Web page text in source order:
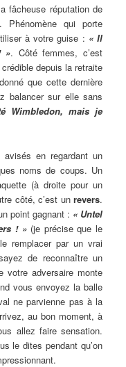
fâcheuse réputation de
Phénomène qui porte
à votre guise : « Il
». Côté femmes, c’est
depuis la retraite
que cette dernière
balancer sur elle sans
Wimbledon, mais je
en regardant un
noms de coups. Un
(à droite pour un
côté, c’est un revers.
point gagnant : « Untel
! »(je précise que le
remplacer par un vrai
de reconnaître un
votre adversaire monte
vous envoyez la balle
ne parvienne pas à la
au bon moment, à
allez faire sensation.
le dites pendant qu’on